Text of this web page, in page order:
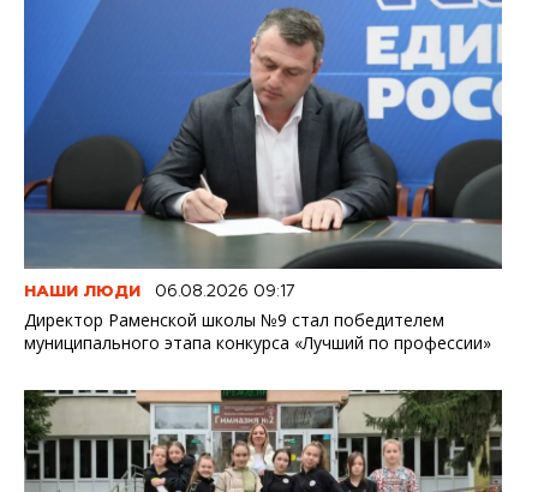
НАШИ ЛЮДИ 06.08.2026 09:17
Директор Раменской школы №9 стал победителем
муниципального этапа конкурса «Лучший по профессии»